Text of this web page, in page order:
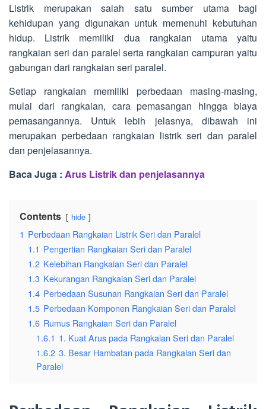
Listrik merupakan salah satu sumber utama bagi
kehidupan yang digunakan untuk memenuhi kebutuhan
hidup. Listrik memiliki dua rangkaian utama yaitu
rangkaian seri dan paralel serta rangkaian campuran yaitu
gabungan dari rangkaian seri paralel.
Setiap rangkaian memiliki perbedaan masing-masing,
mulai dari rangkaian, cara pemasangan hingga biaya
pemasangannya. Untuk lebih jelasnya, dibawah ini
merupakan perbedaan rangkaian listrik seri dan paralel
dan penjelasannya.
Baca Juga : Arus Listrik dan penjelasannya
Contents hide
1 Perbedaan Rangkaian Listrik Seri dan Paralel
1.1 Pengertian Rangkaian Seri dan Paralel
1.2 Kelebihan Rangkaian Seri dan Paralel
1.3 Kekurangan Rangkaian Seri dan Paralel
1.4 Perbedaan Susunan Rangkaian Seri dan Paralel
1.5 Perbedaan Komponen Rangkaian Seri dan Paralel
1.6 Rumus Rangkaian Seri dan Paralel
1.6.1 1. Kuat Arus pada Rangkaian Seri dan Paralel
1.6.2 3. Besar Hambatan pada Rangkaian Seri dan
Paralel